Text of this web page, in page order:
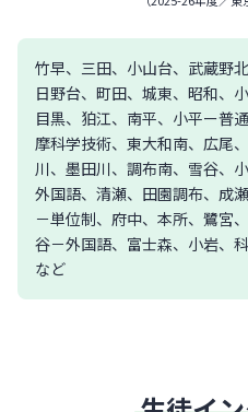
竹早、三田、小山台、武蔵野
日野台、町田、城東、昭和、
目黒、狛江、南平、小平ー普
摩科学技術、東大和南、広尾
川、墨田川、調布南、雪谷、
外国語、清瀬、田園調布、成
－単位制、府中、本所、鷺宮
谷－外国語、富士森、小岩、
など